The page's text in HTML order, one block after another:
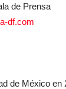
de Prensa
df.com
de México